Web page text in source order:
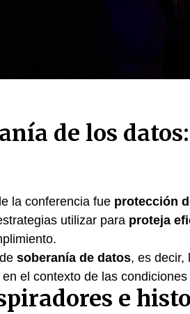
de los
la conferencia fue protección
utilizar para proteja
soberanía de datos, es decir,
el contexto de las
e